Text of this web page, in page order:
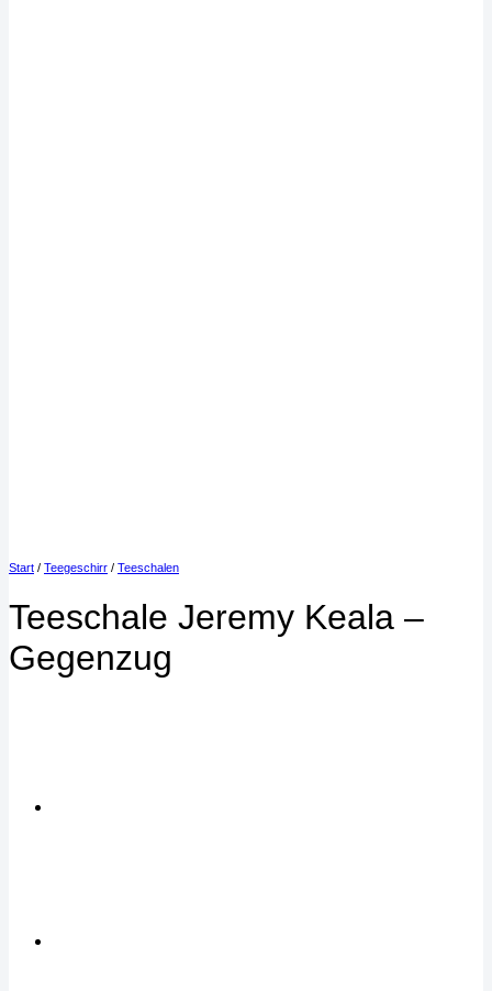
Start / Teegeschirr / Teeschalen
Teeschale Jeremy Keala –
Gegenzug